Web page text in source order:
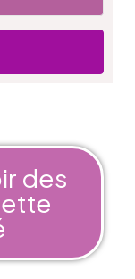
des